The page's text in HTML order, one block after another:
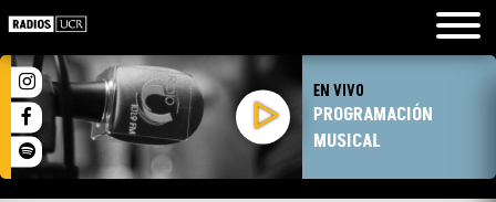
EN VIVO
PROGRAMACIÓN
MUSICAL